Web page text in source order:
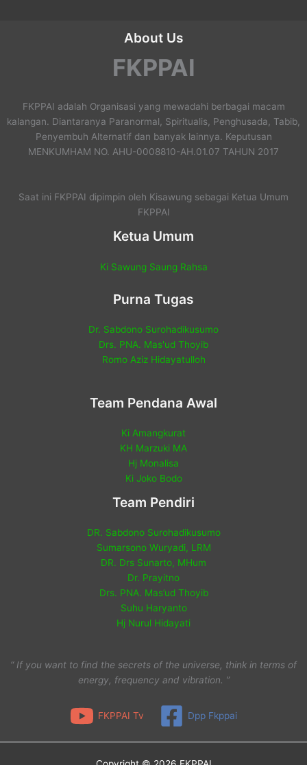
About Us
FKPPAI
FKPPAI adalah Organisasi yang mewadahi berbagai macam
kalangan. Diantaranya Paranormal, Spiritualis, Penghusada, Tabib,
Penyembuh Alternatif dan banyak lainnya. Keputusan
MENKUMHAM NO. AHU-0008810-AH.01.07 TAHUN 2017
Saat ini FKPPAI dipimpin oleh Kisawung sebagai Ketua Umum
FKPPAI
Ketua Umum
Ki Sawung Saung Rahsa
Purna Tugas
Dr. Sabdono Surohadikusumo
Drs. PNA. Mas'ud Thoyib
Romo Aziz Hidayatulloh
Team Pendana Awal
Ki Amangkurat
KH Marzuki MA
Hj Monalisa
Ki Joko Bodo
Team Pendiri
DR. Sabdono Surohadikusumo
Sumarsono Wuryadi, LRM
DR. Drs Sunarto, MHum
Dr. Prayitno
Drs. PNA. Mas’ud Thoyib
Suhu Haryanto
Hj Nurul Hidayati
“ If you want to find the secrets of the universe, think in terms of
energy, frequency and vibration. ”
FKPPAI Tv Dpp Fkppai